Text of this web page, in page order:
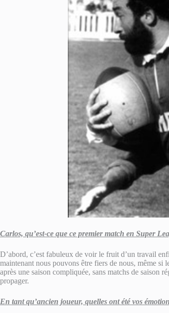
Carlos, qu’est-ce que ce premier match en Super
D’abord, c’est fabuleux de voir le fruit d’un travail
maintenant nous pouvons être fiers de nous, même si
après une saison compliquée, sans matchs de saison
propager.
En tant qu’ancien joueur, quelles ont été vos